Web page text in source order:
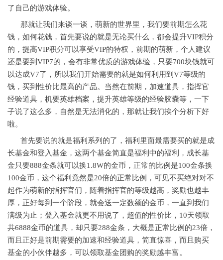
了自己的游戏体验。
那就让我们来谈一谈，萌新的世界里，我们要前期怎么花
钱，如何花钱，首先要说的就是无论买什么，都会提升VIP积分
的，提高VIP积分可以享受VIP的特权，前期的萌新，个人建议
还是要到VIP7的，会有非常优质的游戏体验，只要700块钱就可
以达成V7了，所以我们开始需要的就是如何利用到V7等级的
钱，买到性价比最高的产品。当然在前期，加速道具，指挥官
经验道具，机要英雄档案，提升英雄等级的经验胶囊等，一下
子说了这么多，自然是无法消化的，那就让我们挨个分析下好
啦。
首先要说的就是福利系列的了，福利里面最需要买的就是成
长基金和登入基金，这两个基金简直是福利中的福利，成长基
金只要888金条就可以换1.8W的金币，正常的比例是100金条换
100金币，这个福利竟然是20倍的正常比例，可见不买绝对对不
起作为萌新的指挥官们，随着指挥官的等级越高，奖励也越丰
厚，正好每到一个阶段，就会送一定数额的金币，一直到我们
满级为止；登入基金就更不用说了，超值的性价比，10天领取
共6888金币的道具，却只要288金条，大概是正常比例的23倍，
而且正好是前期需要的加速和经验道具，简直惊喜，而且购买
基金的小伙伴越多，可以领取基金团购的奖励越丰富。